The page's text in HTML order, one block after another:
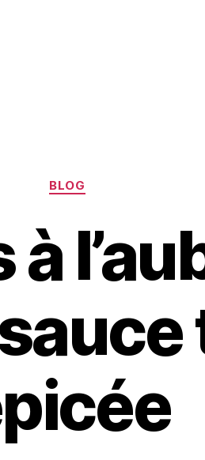
Catégories
BLOG